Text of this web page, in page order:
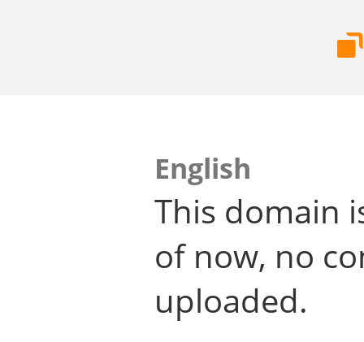
English
This domain
of now, no
uploaded.